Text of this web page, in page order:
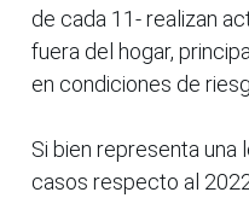
de cada 11- realizan
fuera del hogar,
en condiciones de
Si bien representa
casos respecto al